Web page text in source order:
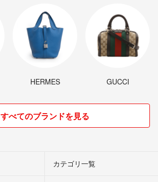
HERMES GUCCI
すべてのブランドを見る
カテゴリ一覧